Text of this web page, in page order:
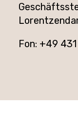
Fon: +49